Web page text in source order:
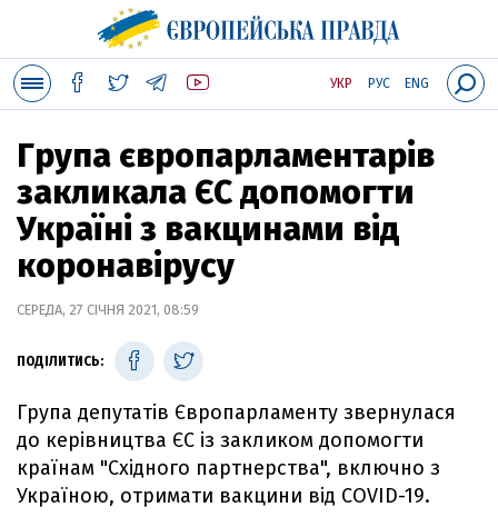
УКР РУС ENG
Група європарламентарів
закликала ЄС допомогти
Україні з вакцинами від
коронавірусу
СЕРЕДА, 27 СІЧНЯ 2021, 08:59
ПОДІЛИТИСЬ:
Група депутатів Європарламенту звернулася
до керівництва ЄС із закликом допомогти
країнам "Східного партнерства", включно з
Україною, отримати вакцини від COVID-19.